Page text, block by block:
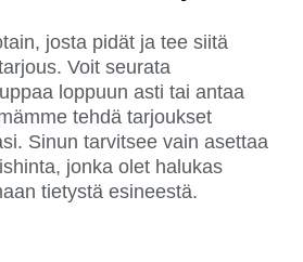
josta pidät ja tee siitä
Voit seurata
loppuun asti tai antaa
tehdä tarjoukset
Sinun tarvitsee vain asettaa
jonka olet halukas
tietystä esineestä.